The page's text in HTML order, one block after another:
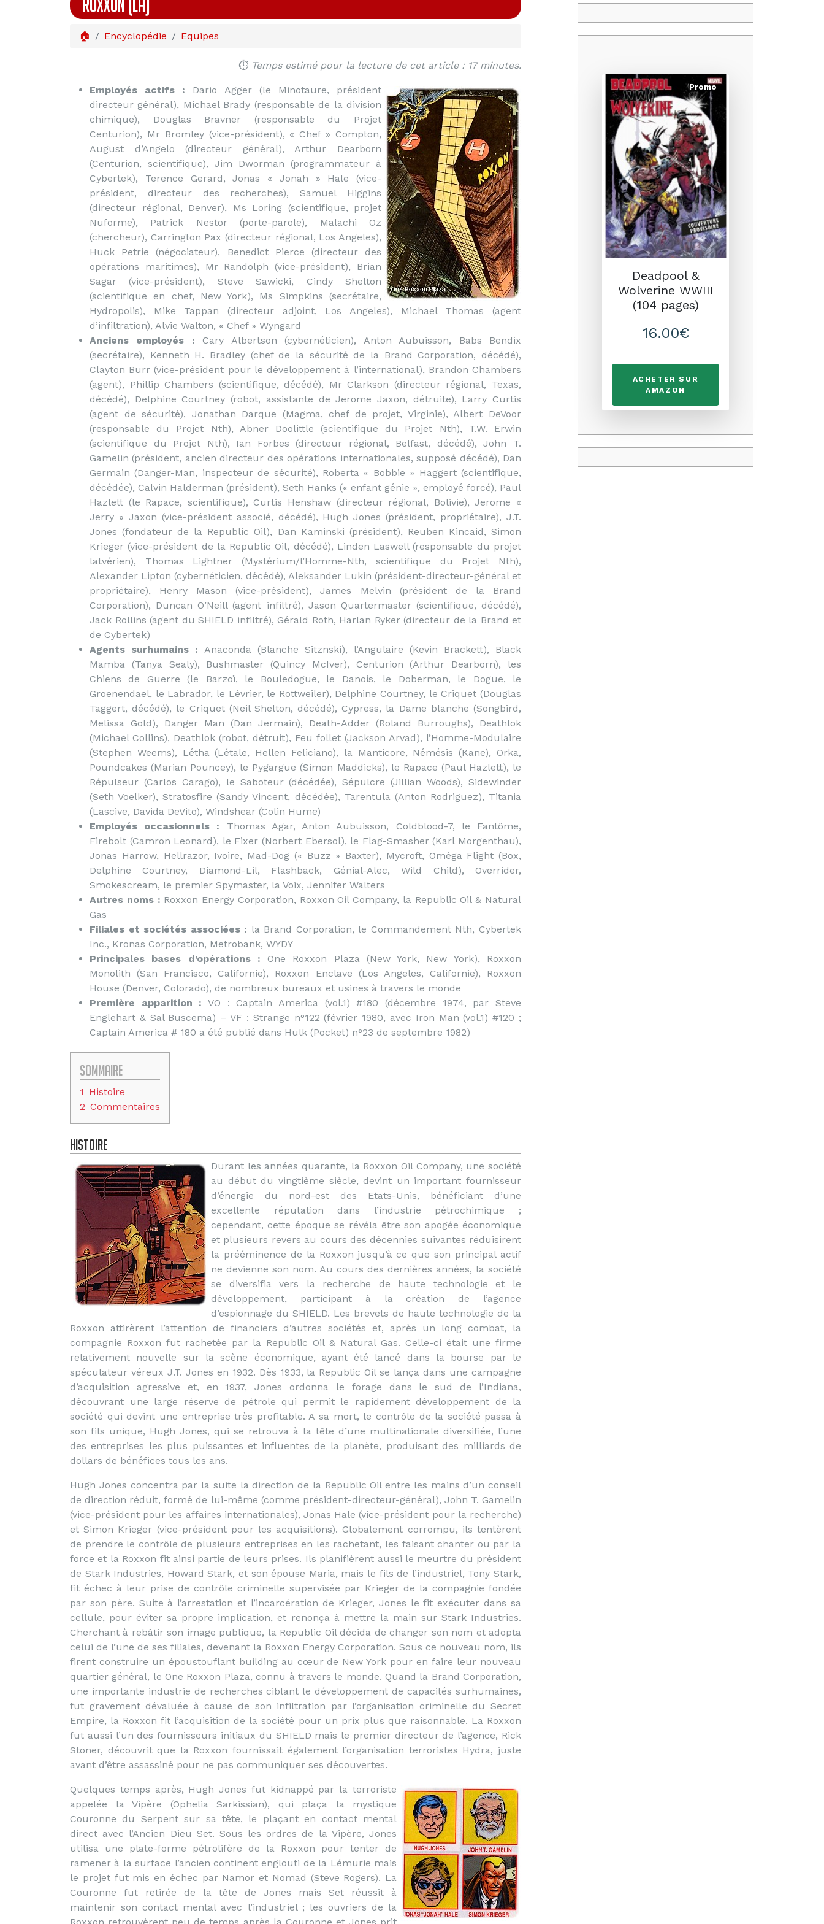
ROXXON (LA)
🏠 Encyclopédie Equipes
⏱️ Temps estimé pour la lecture de cet article : 17 minutes.
Employés actifs : Dario Agger (le Minotaure, président
directeur général), Michael Brady (responsable de la division
chimique), Douglas Bravner (responsable du Projet
Centurion), Mr Bromley (vice-président), « Chef » Compton,
August d’Angelo (directeur général), Arthur Dearborn
(Centurion, scientifique), Jim Dworman (programmateur à
Cybertek), Terence Gerard, Jonas « Jonah » Hale (vice-
président, directeur des recherches), Samuel Higgins
(directeur régional, Denver), Ms Loring (scientifique, projet
Nuforme), Patrick Nestor (porte-parole), Malachi Oz
(chercheur), Carrington Pax (directeur régional, Los Angeles),
Huck Petrie (négociateur), Benedict Pierce (directeur des
opérations maritimes), Mr Randolph (vice-président), Brian
Sagar (vice-président), Steve Sawicki, Cindy Shelton
(scientifique en chef, New York), Ms Simpkins (secrétaire,
Hydropolis), Mike Tappan (directeur adjoint, Los Angeles), Michael Thomas (agent
d’infiltration), Alvie Walton, « Chef » Wyngard
Anciens employés : Cary Albertson (cybernéticien), Anton Aubuisson, Babs Bendix
(secrétaire), Kenneth H. Bradley (chef de la sécurité de la Brand Corporation, décédé),
Clayton Burr (vice-président pour le développement à l’international), Brandon Chambers
(agent), Phillip Chambers (scientifique, décédé), Mr Clarkson (directeur régional, Texas,
décédé), Delphine Courtney (robot, assistante de Jerome Jaxon, détruite), Larry Curtis
(agent de sécurité), Jonathan Darque (Magma, chef de projet, Virginie), Albert DeVoor
(responsable du Projet Nth), Abner Doolittle (scientifique du Projet Nth), T.W. Erwin
(scientifique du Projet Nth), Ian Forbes (directeur régional, Belfast, décédé), John T.
Gamelin (président, ancien directeur des opérations internationales, supposé décédé), Dan
Germain (Danger-Man, inspecteur de sécurité), Roberta « Bobbie » Haggert (scientifique,
décédée), Calvin Halderman (président), Seth Hanks (« enfant génie », employé forcé), Paul
Hazlett (le Rapace, scientifique), Curtis Henshaw (directeur régional, Bolivie), Jerome «
Jerry » Jaxon (vice-président associé, décédé), Hugh Jones (président, propriétaire), J.T.
Jones (fondateur de la Republic Oil), Dan Kaminski (président), Reuben Kincaid, Simon
Krieger (vice-président de la Republic Oil, décédé), Linden Laswell (responsable du projet
latvérien), Thomas Lightner (Mystérium/l’Homme-Nth, scientifique du Projet Nth),
Alexander Lipton (cybernéticien, décédé), Aleksander Lukin (président-directeur-général et
propriétaire), Henry Mason (vice-président), James Melvin (président de la Brand
Corporation), Duncan O’Neill (agent infiltré), Jason Quartermaster (scientifique, décédé),
Jack Rollins (agent du SHIELD infiltré), Gérald Roth, Harlan Ryker (directeur de la Brand et
de Cybertek)
Agents surhumains : Anaconda (Blanche Sitznski), l’Angulaire (Kevin Brackett), Black
Mamba (Tanya Sealy), Bushmaster (Quincy McIver), Centurion (Arthur Dearborn), les
Chiens de Guerre (le Barzoï, le Bouledogue, le Danois, le Doberman, le Dogue, le
Groenendael, le Labrador, le Lévrier, le Rottweiler), Delphine Courtney, le Criquet (Douglas
Taggert, décédé), le Criquet (Neil Shelton, décédé), Cypress, la Dame blanche (Songbird,
Melissa Gold), Danger Man (Dan Jermain), Death-Adder (Roland Burroughs), Deathlok
(Michael Collins), Deathlok (robot, détruit), Feu follet (Jackson Arvad), l’Homme-Modulaire
(Stephen Weems), Létha (Létale, Hellen Feliciano), la Manticore, Némésis (Kane), Orka,
Poundcakes (Marian Pouncey), le Pygargue (Simon Maddicks), le Rapace (Paul Hazlett), le
Répulseur (Carlos Carago), le Saboteur (décédée), Sépulcre (Jillian Woods), Sidewinder
(Seth Voelker), Stratosfire (Sandy Vincent, décédée), Tarentula (Anton Rodriguez), Titania
(Lascive, Davida DeVito), Windshear (Colin Hume)
Employés occasionnels : Thomas Agar, Anton Aubuisson, Coldblood-7, le Fantôme,
Firebolt (Camron Leonard), le Fixer (Norbert Ebersol), le Flag-Smasher (Karl Morgenthau),
Jonas Harrow, Hellrazor, Ivoire, Mad-Dog (« Buzz » Baxter), Mycroft, Oméga Flight (Box,
Delphine Courtney, Diamond-Lil, Flashback, Génial-Alec, Wild Child), Overrider,
Smokescream, le premier Spymaster, la Voix, Jennifer Walters
Autres noms : Roxxon Energy Corporation, Roxxon Oil Company, la Republic Oil & Natural
Gas
Filiales et sociétés associées : la Brand Corporation, le Commandement Nth, Cybertek
Inc., Kronas Corporation, Metrobank, WYDY
Principales bases d’opérations : One Roxxon Plaza (New York, New York), Roxxon
Monolith (San Francisco, Californie), Roxxon Enclave (Los Angeles, Californie), Roxxon
House (Denver, Colorado), de nombreux bureaux et usines à travers le monde
Première apparition : VO : Captain America (vol.1) #180 (décembre 1974, par Steve
Englehart & Sal Buscema) – VF : Strange n°122 (février 1980, avec Iron Man (vol.1) #120 ;
Captain America # 180 a été publié dans Hulk (Pocket) n°23 de septembre 1982)
Sommaire
1 Histoire
2 Commentaires
Histoire
Durant les années quarante, la Roxxon Oil Company, une société
au début du vingtième siècle, devint un important fournisseur
d’énergie du nord-est des Etats-Unis, bénéficiant d’une
excellente réputation dans l’industrie pétrochimique ;
cependant, cette époque se révéla être son apogée économique
et plusieurs revers au cours des décennies suivantes réduisirent
la prééminence de la Roxxon jusqu’à ce que son principal actif
ne devienne son nom. Au cours des dernières années, la société
se diversifia vers la recherche de haute technologie et le
développement, participant à la création de l’agence
d’espionnage du SHIELD. Les brevets de haute technologie de la
Roxxon attirèrent l’attention de financiers d’autres sociétés et, après un long combat, la
compagnie Roxxon fut rachetée par la Republic Oil & Natural Gas. Celle-ci était une firme
relativement nouvelle sur la scène économique, ayant été lancé dans la bourse par le
spéculateur véreux J.T. Jones en 1932. Dès 1933, la Republic Oil se lança dans une campagne
d’acquisition agressive et, en 1937, Jones ordonna le forage dans le sud de l’Indiana,
découvrant une large réserve de pétrole qui permit le rapidement développement de la
société qui devint une entreprise très profitable. A sa mort, le contrôle de la société passa à
son fils unique, Hugh Jones, qui se retrouva à la tête d’une multinationale diversifiée, l’une
des entreprises les plus puissantes et influentes de la planète, produisant des milliards de
dollars de bénéfices tous les ans.
Hugh Jones concentra par la suite la direction de la Republic Oil entre les mains d’un conseil
de direction réduit, formé de lui-même (comme président-directeur-général), John T. Gamelin
(vice-président pour les affaires internationales), Jonas Hale (vice-président pour la recherche)
et Simon Krieger (vice-président pour les acquisitions). Globalement corrompu, ils tentèrent
de prendre le contrôle de plusieurs entreprises en les rachetant, les faisant chanter ou par la
force et la Roxxon fit ainsi partie de leurs prises. Ils planifièrent aussi le meurtre du président
de Stark Industries, Howard Stark, et son épouse Maria, mais le fils de l’industriel, Tony Stark,
fit échec à leur prise de contrôle criminelle supervisée par Krieger de la compagnie fondée
par son père. Suite à l’arrestation et l’incarcération de Krieger, Jones le fit exécuter dans sa
cellule, pour éviter sa propre implication, et renonça à mettre la main sur Stark Industries.
Cherchant à rebâtir son image publique, la Republic Oil décida de changer son nom et adopta
celui de l’une de ses filiales, devenant la Roxxon Energy Corporation. Sous ce nouveau nom, ils
firent construire un époustouflant building au cœur de New York pour en faire leur nouveau
quartier général, le One Roxxon Plaza, connu à travers le monde. Quand la Brand Corporation,
une importante industrie de recherches ciblant le développement de capacités surhumaines,
fut gravement dévaluée à cause de son infiltration par l’organisation criminelle du Secret
Empire, la Roxxon fit l’acquisition de la société pour un prix plus que raisonnable. La Roxxon
fut aussi l’un des fournisseurs initiaux du SHIELD mais le premier directeur de l’agence, Rick
Stoner, découvrit que la Roxxon fournissait également l’organisation terroristes Hydra, juste
avant d’être assassiné pour ne pas communiquer ses découvertes.
Quelques temps après, Hugh Jones fut kidnappé par la terroriste
appelée la Vipère (Ophelia Sarkissian), qui plaça la mystique
Couronne du Serpent sur sa tête, le plaçant en contact mental
direct avec l’Ancien Dieu Set. Sous les ordres de la Vipère, Jones
utilisa une plate-forme pétrolifère de la Roxxon pour tenter de
ramener à la surface l’ancien continent englouti de la Lémurie mais
le projet fut mis en échec par Namor et Nomad (Steve Rogers). La
Couronne fut retirée de la tête de Jones mais Set réussit à
maintenir son contact mental avec l’industriel ; les ouvriers de la
Promo
Deadpool &
Wolverine WWIII
(104 pages)
16.00€
ACHETER SUR
AMAZON